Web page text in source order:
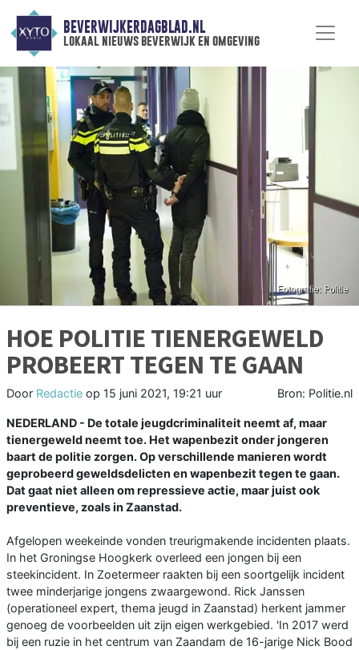
BEVERWIJKERDAGBLAD.NL
lokaal nieuws beverwijk en omgeving
HOE POLITIE TIENERGEWELD
PROBEERT TEGEN TE GAAN
Door Redactie op 15 juni 2021, 19:21 uur Bron: Politie.nl
NEDERLAND - De totale jeugdcriminaliteit neemt af, maar
tienergeweld neemt toe. Het wapenbezit onder jongeren
baart de politie zorgen. Op verschillende manieren wordt
geprobeerd geweldsdelicten en wapenbezit tegen te gaan.
Dat gaat niet alleen om repressieve actie, maar juist ook
preventieve, zoals in Zaanstad.
Afgelopen weekeinde vonden treurigmakende incidenten plaats.
In het Groningse Hoogkerk overleed een jongen bij een
steekincident. In Zoetermeer raakten bij een soortgelijk incident
twee minderjarige jongens zwaargewond. Rick Janssen
(operationeel expert, thema jeugd in Zaanstad) herkent jammer
genoeg de voorbeelden uit zijn eigen werkgebied. 'In 2017 werd
bij een ruzie in het centrum van Zaandam de 16-jarige Nick Bood